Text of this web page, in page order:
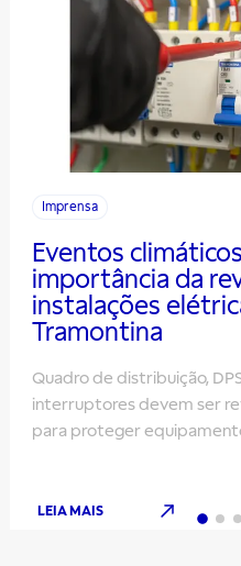
Imprensa
Eventos
importância da
instalações
Tramontina
Quadro de distribuição,
interruptores devem ser
para proteger
LEIA MAIS